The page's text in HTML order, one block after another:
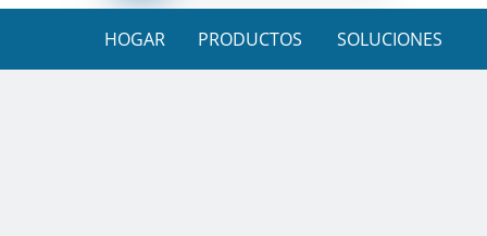
HOGAR PRODUCTOS SOLUCIONES